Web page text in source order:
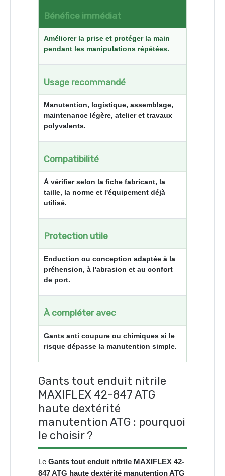
Bénéfice immédiat
Améliorer la prise et protéger la main
pendant les manipulations répétées.
Usage recommandé
Manutention, logistique, assemblage,
maintenance légère, atelier et travaux
polyvalents.
Compatibilité
À vérifier selon la fiche fabricant, la
taille, la norme et l'équipement déjà
utilisé.
Protection utile
Enduction ou conception adaptée à la
préhension, à l'abrasion et au confort
de port.
À compléter avec
Gants anti coupure ou chimiques si le
risque dépasse la manutention simple.
Gants tout enduit nitrile
MAXIFLEX 42-847 ATG
haute dextérité
manutention ATG : pourquoi
le choisir ?
Le Gants tout enduit nitrile MAXIFLEX 42-
847 ATG haute dextérité manutention ATG